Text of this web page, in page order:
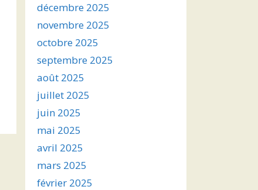
décembre 2025
novembre 2025
octobre 2025
septembre 2025
août 2025
juillet 2025
juin 2025
mai 2025
avril 2025
mars 2025
février 2025